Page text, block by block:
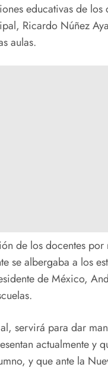
educativas de
Ricardo Núñez
aulas.
de los docentes
se albergaba a los
de México,
servirá para dar
actualmente y
y que ante la